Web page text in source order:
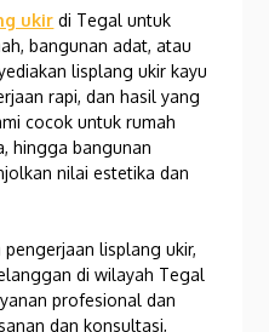
ukir di Tegal untuk
bangunan adat, atau
lisplang ukir kayu
rapi, dan hasil yang
cocok untuk rumah
hingga bangunan
nilai estetika dan
lisplang ukir,
di wilayah Tegal
profesional dan
dan konsultasi,